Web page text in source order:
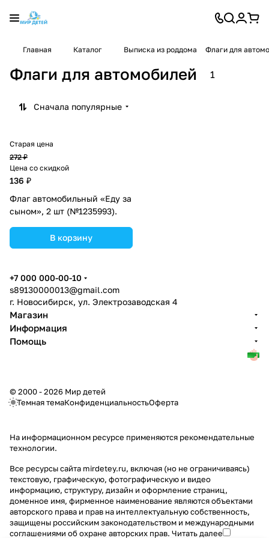
Главная Каталог Выписка из роддома Флаги для
Флаги для автомобилей 1
Сначала популярные
Старая цена
272 ₽
Цена со скидкой
136 ₽
Флаг автомобильный «Еду за
сыном», 2 шт (№1235993).
В корзину
+7 000 000-00-10
s89130000013@gmail.com
г. Новосибирск, ул. Электрозаводская 4
Магазин
Информация
Помощь
© 2000 - 2026 Мир детей
Темная темаКонфиденциальностьОферта
На информационном ресурсе применяются рекомендательные
технологии.
Все ресурсы сайта mirdetey.ru, включая (но не ограничиваясь)
текстовую, графическую, фотографическую и видео
информацию, структуру, дизайн и оформление страниц,
доменное имя, фирменное наименование являются объектами
авторского права и прав на интеллектуальную собственность,
защищены российским законодательством и международными
соглашениями об охране авторских прав. Читать далее